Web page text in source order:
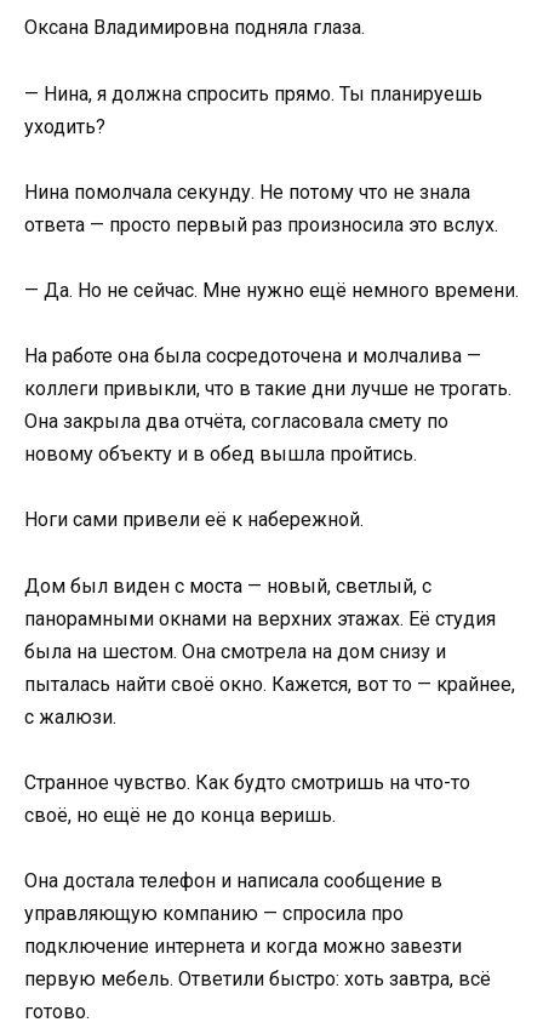
Оксана Владимировна подняла глаза.
— Нина, я должна спросить прямо. Ты планируешь
уходить?
Нина помолчала секунду. Не потому что не знала
ответа — просто первый раз произносила это вслух.
— Да. Но не сейчас. Мне нужно ещё немного времени.
На работе она была сосредоточена и молчалива —
коллеги привыкли, что в такие дни лучше не трогать.
Она закрыла два отчёта, согласовала смету по
новому объекту и в обед вышла пройтись.
Ноги сами привели её к набережной.
Дом был виден с моста — новый, светлый, с
панорамными окнами на верхних этажах. Её студия
была на шестом. Она смотрела на дом снизу и
пыталась найти своё окно. Кажется, вот то — крайнее,
с жалюзи.
Странное чувство. Как будто смотришь на что-то
своё, но ещё не до конца веришь.
Она достала телефон и написала сообщение в
управляющую компанию — спросила про
подключение интернета и когда можно завезти
первую мебель. Ответили быстро: хоть завтра, всё
готово.